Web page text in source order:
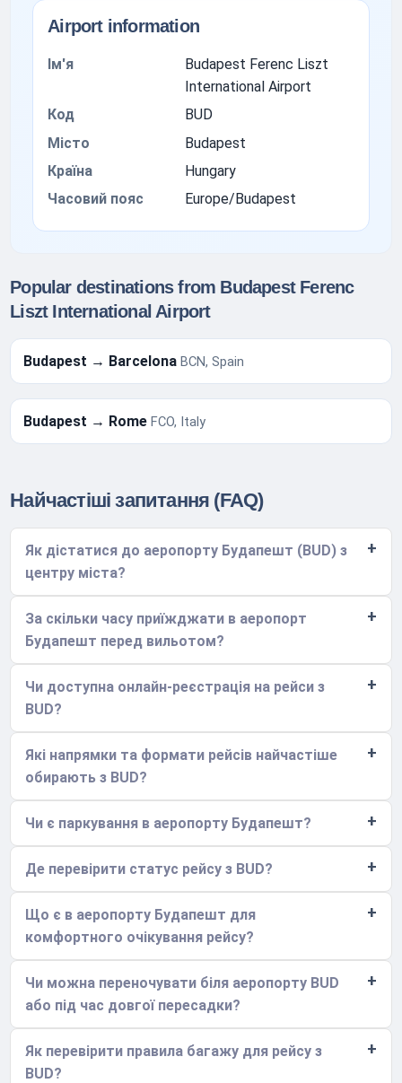
Airport information
Ім'я
Budapest Ferenc Liszt
International Airport
Код
BUD
Місто
Budapest
Країна
Hungary
Часовий пояс
Europe/Budapest
Popular destinations from Budapest Ferenc
Liszt International Airport
Budapest → BarcelonaBCN, Spain
Budapest → RomeFCO, Italy
Найчастіші запитання (FAQ)
Як дістатися до аеропорту Будапешт (BUD) з
центру міста?
За скільки часу приїжджати в аеропорт
Будапешт перед вильотом?
Чи доступна онлайн-реєстрація на рейси з
BUD?
Які напрямки та формати рейсів найчастіше
обирають з BUD?
Чи є паркування в аеропорту Будапешт?
Де перевірити статус рейсу з BUD?
Що є в аеропорту Будапешт для
комфортного очікування рейсу?
Чи можна переночувати біля аеропорту BUD
або під час довгої пересадки?
Як перевірити правила багажу для рейсу з
BUD?